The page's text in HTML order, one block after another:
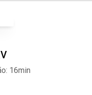
16min